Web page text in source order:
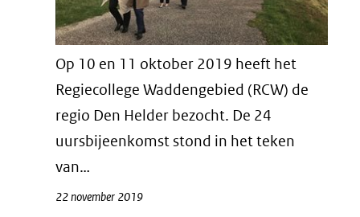
Op 10 en 11 oktober 2019 heeft het
Regiecollege Waddengebied (RCW) de
regio Den Helder bezocht. De 24
uursbijeenkomst stond in het teken
van…
22 november 2019